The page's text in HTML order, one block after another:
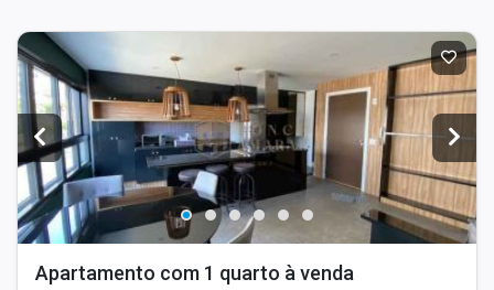
Apartamento com 1 quarto à venda